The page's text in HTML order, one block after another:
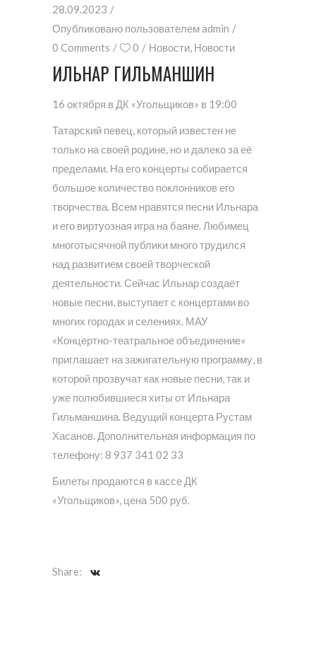
28.09.2023
Опубликовано пользователемadmin
0 Comments
0 Новости, Новости
ИЛЬНАР ГИЛЬМАНШИН
16 октября в ДК «Угольщиков» в 19:00
Татарский певец, который известен не
только на своей родине, но и далеко за её
пределами. На его концерты собирается
большое количество поклонников его
творчества. Всем нравятся песни Ильнара
и его виртуозная игра на баяне. Любимец
многотысячной публики много трудился
над развитием своей творческой
деятельности. Сейчас Ильнар создаёт
новые песни, выступает с концертами во
многих городах и селениях. МАУ
«Концертно-театральное объединение»
приглашает на зажигательную программу, в
которой прозвучат как новые песни, так и
уже полюбившиеся хиты от Ильнара
Гильманшина. Ведущий концерта Рустам
Хасанов. Дополнительная информация по
телефону: 8 937 341 02 33
Билеты продаются в кассе ДК
«Угольщиков», цена 500 руб.
Share: